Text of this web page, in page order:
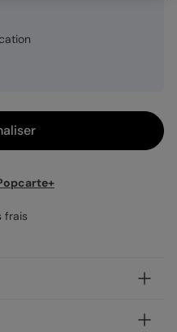
frais
Été Champêtre,